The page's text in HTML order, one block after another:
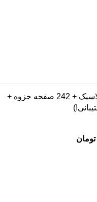
(21 ساعت آموزش گیتار کلاسیک + 242 صفحه جزوه +
تومان